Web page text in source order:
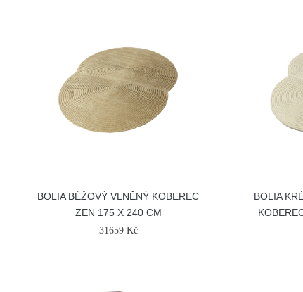
BOLIA BÉŽOVÝ VLNĚNÝ KOBEREC
ZEN 175 X 240 CM
31659 Kč
BOLIA